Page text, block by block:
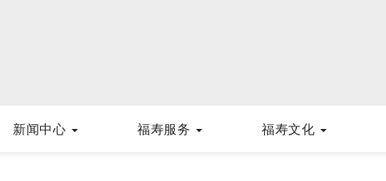
新闻中心 福寿服务 福寿文化